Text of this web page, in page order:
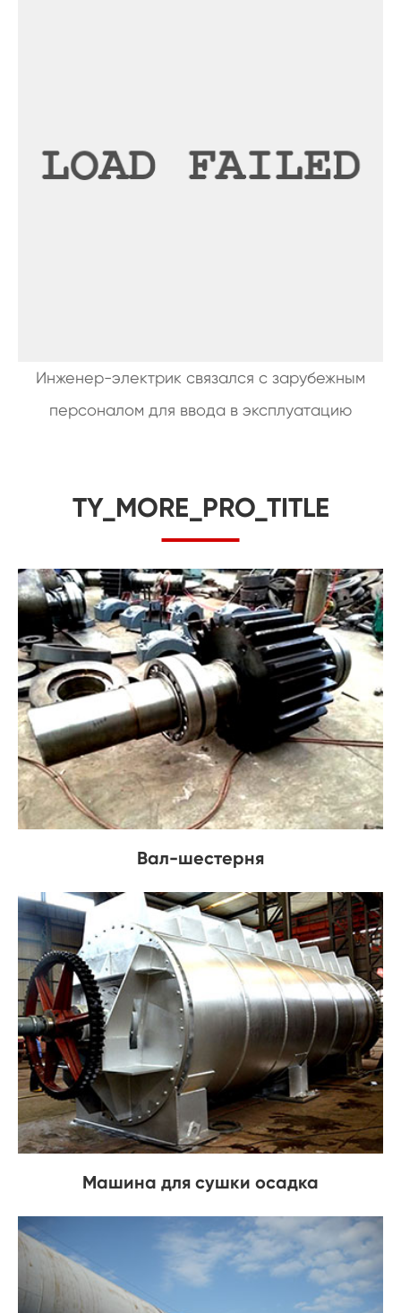
Инженер-электрик связался с зарубежным
персоналом для ввода в эксплуатацию
TY_MORE_PRO_TITLE
Вал-шестерня
Машина для сушки осадка